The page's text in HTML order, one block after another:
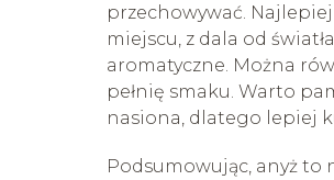
przechowywać.
miejscu, z dala od
aromatyczne. Można
pełnię smaku. Warto
nasiona, dlatego lepiej
Podsumowując, anyż